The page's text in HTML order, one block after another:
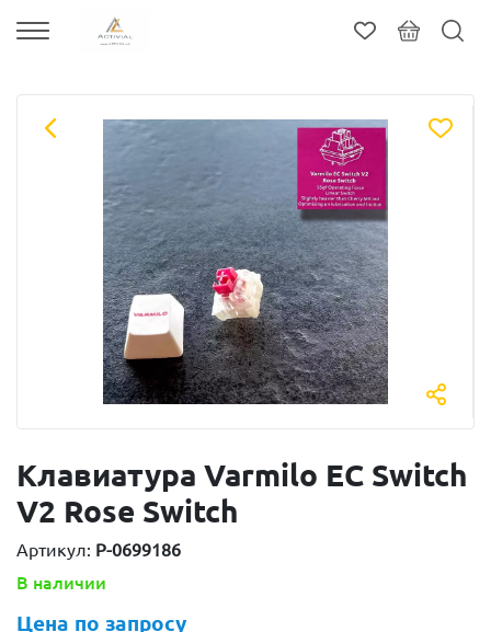
Клавиатура Varmilo EC Switch
V2 Rose Switch
Артикул: P-0699186
В наличии
Цена по запросу